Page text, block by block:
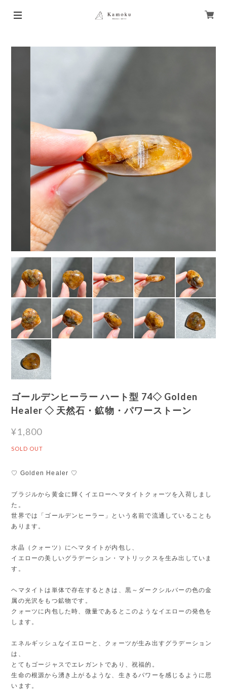
ゴールデンヒーラー ハート型 74◇ Golden
Healer ◇ 天然石・鉱物・パワーストーン
¥1,800
SOLD OUT
♡ Golden Healer ♡
ブラジルから黄金に輝くイエローヘマタイトクォーツを入荷しまし
た。
世界では「ゴールデンヒーラー」という名前で流通していることも
あります。
水晶（クォーツ）にヘマタイトが内包し、
イエローの美しいグラデーション・マトリックスを生み出していま
す。
ヘマタイトは単体で存在するときは、黒～ダークシルバーの色の金
属の光沢をもつ鉱物です。
クォーツに内包した時、微量であるとこのようなイエローの発色を
します。
エネルギッシュなイエローと、クォーツが生み出すグラデーション
は、
とてもゴージャスでエレガントであり、祝福的。
生命の根源から湧き上がるような、生きるパワーを感じるように思
います。